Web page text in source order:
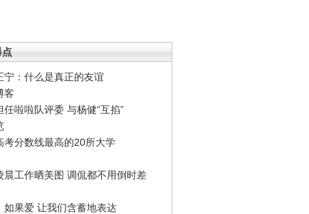
点
宁：什么是真正的友谊
客
任啦啦队评委 与杨健“互掐”
考分数线最高的20所大学
晨工作晒美图 调侃都不用倒时差
如果爱 让我们含蓄地表达